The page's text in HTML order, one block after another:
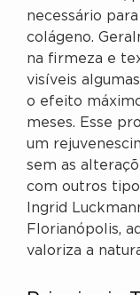
necessário
colágeno.
na firmeza e
visíveis
o efeito
meses. Esse
um
sem as
com outros
Ingrid
Florianópolis,
valoriza a